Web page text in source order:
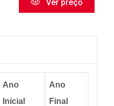
Ver preço
Ano
Inicial
Ano
Final